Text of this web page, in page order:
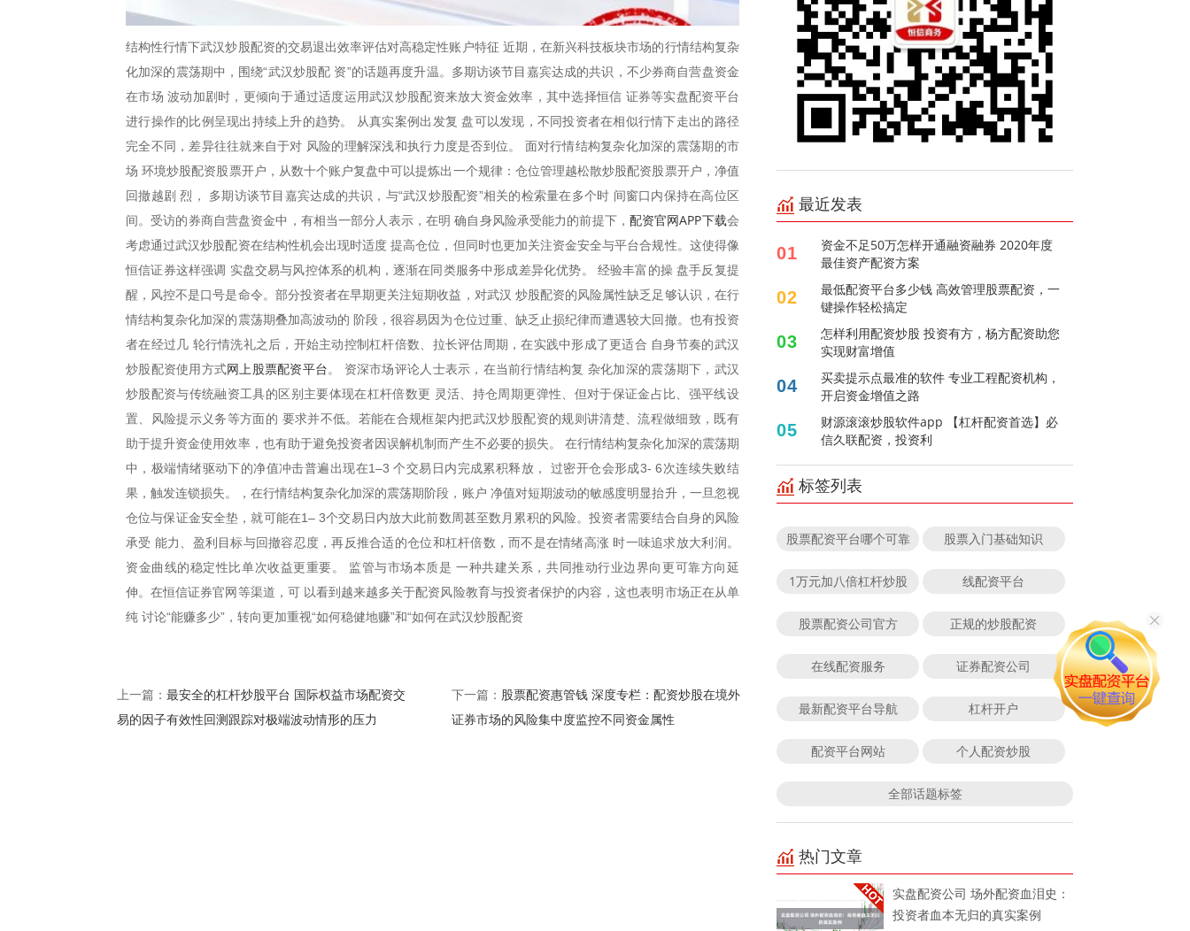
结构性行情下武汉炒股配资的交易退出效率评估对高稳定性账户特征 近期，在新兴科技板块市场的行情结构复杂
化加深的震荡期中，围绕“武汉炒股配 资”的话题再度升温。多期访谈节目嘉宾达成的共识，不少券商自营盘资金
在市场 波动加剧时，更倾向于通过适度运用武汉炒股配资来放大资金效率，其中选择恒信 证券等实盘配资平台
进行操作的比例呈现出持续上升的趋势。 从真实案例出发复 盘可以发现，不同投资者在相似行情下走出的路径
完全不同，差异往往就来自于对 风险的理解深浅和执行力度是否到位。 面对行情结构复杂化加深的震荡期的市
场 环境炒股配资股票开户，从数十个账户复盘中可以提炼出一个规律：仓位管理越松散炒股配资股票开户，净值
回撤越剧 烈， 多期访谈节目嘉宾达成的共识，与“武汉炒股配资”相关的检索量在多个时 间窗口内保持在高位区
间。受访的券商自营盘资金中，有相当一部分人表示，在明 确自身风险承受能力的前提下， 配资官网APP下载会
考虑通过武汉炒股配资在结构性机会出现时适度 提高仓位，但同时也更加关注资金安全与平台合规性。这使得像
恒信证券这样强调 实盘交易与风控体系的机构，逐渐在同类服务中形成差异化优势。 经验丰富的操 盘手反复提
醒，风控不是口号是命令。部分投资者在早期更关注短期收益，对武汉 炒股配资的风险属性缺乏足够认识，在行
情结构复杂化加深的震荡期叠加高波动的 阶段，很容易因为仓位过重、缺乏止损纪律而遭遇较大回撤。也有投资
者在经过几 轮行情洗礼之后，开始主动控制杠杆倍数、拉长评估周期，在实践中形成了更适合 自身节奏的武汉
炒股配资使用方式网上股票配资平台。 资深市场评论人士表示，在当前行情结构复 杂化加深的震荡期下，武汉
炒股配资与传统融资工具的区别主要体现在杠杆倍数更 灵活、持仓周期更弹性、但对于保证金占比、强平线设
置、风险提示义务等方面的 要求并不低。若能在合规框架内把武汉炒股配资的规则讲清楚、流程做细致，既有
助于提升资金使用效率，也有助于避免投资者因误解机制而产生不必要的损失。 在行情结构复杂化加深的震荡期
中，极端情绪驱动下的净值冲击普遍出现在1–3 个交易日内完成累积释放， 过密开仓会形成3- 6次连续失败结
果，触发连锁损失。，在行情结构复杂化加深的震荡期阶段，账户 净值对短期波动的敏感度明显抬升，一旦忽视
仓位与保证金安全垫，就可能在1– 3个交易日内放大此前数周甚至数月累积的风险。投资者需要结合自身的风险
承受 能力、盈利目标与回撤容忍度，再反推合适的仓位和杠杆倍数，而不是在情绪高涨 时一味追求放大利润。
资金曲线的稳定性比单次收益更重要。 监管与市场本质是 一种共建关系，共同推动行业边界向更可靠方向延
伸。在恒信证券官网等渠道，可 以看到越来越多关于配资风险教育与投资者保护的内容，这也表明市场正在从单
纯 讨论“能赚多少”，转向更加重视“如何稳健地赚”和“如何在武汉炒股配资
上一篇： 最安全的杠杆炒股平台 国际权益市场配资交
易的因子有效性回测跟踪对极端波动情形的压力
下一篇： 股票配资惠管钱 深度专栏：配资炒股在境外
证券市场的风险集中度监控不同资金属性
最近发表
01
资金不足50万怎样开通融资融券 2020年度
最佳资产配资方案
02
最低配资平台多少钱 高效管理股票配资，一
键操作轻松搞定
03
怎样利用配资炒股 投资有方，杨方配资助您
实现财富增值
04
买卖提示点最准的软件 专业工程配资机构，
开启资金增值之路
05
财源滚滚炒股软件app 【杠杆配资首选】必
信久联配资，投资利
标签列表
股票配资平台哪个可靠 股票入门基础知识
1万元加八倍杠杆炒股 线配资平台
股票配资公司官方 正规的炒股配资
在线配资服务 证券配资公司
最新配资平台导航 杠杆开户
配资平台网站 个人配资炒股
全部话题标签
热门文章
实盘配资公司 场外配资血泪史：
投资者血本无归的真实案例